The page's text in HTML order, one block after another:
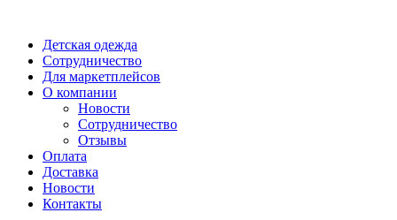
Детская одежда
Сотрудничество
Для маркетплейсов
О компании
Новости
Сотрудничество
Отзывы
Оплата
Доставка
Новости
Контакты